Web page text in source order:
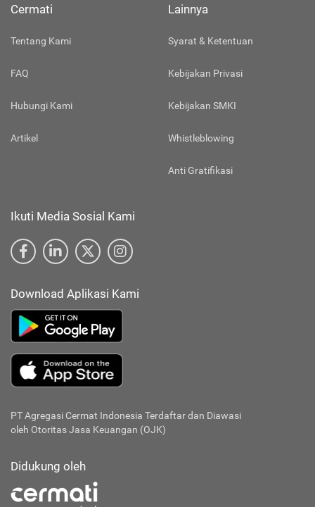
Cermati
Tentang Kami
FAQ
Hubungi Kami
Artikel
Lainnya
Syarat & Ketentuan
Kebijakan Privasi
Kebijakan SMKI
Whistleblowing
Anti Gratifikasi
Ikuti Media Sosial Kami
Download Aplikasi Kami
PT Agregasi Cermat Indonesia Terdaftar dan Diawasi
oleh Otoritas Jasa Keuangan (OJK)
Didukung oleh